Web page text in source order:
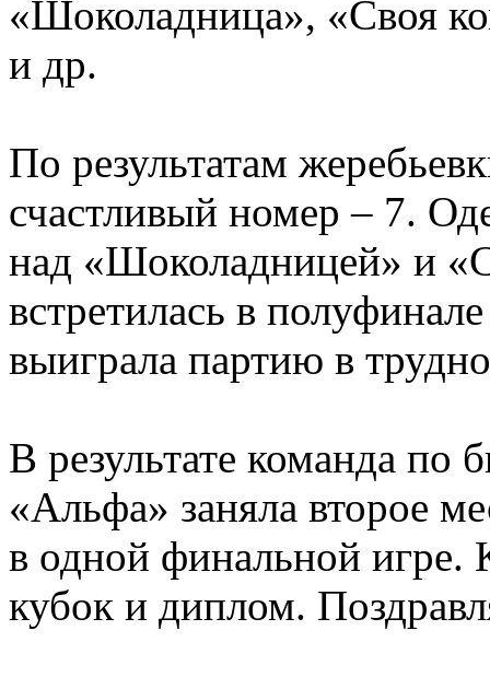
«Шоколадница», «Своя
и др.
По результатам
счастливый номер – 7.
над «Шоколадницей» и
встретилась в
выиграла партию в
В результате команда по
«Альфа» заняла второе
в одной финальной игре.
кубок и диплом.